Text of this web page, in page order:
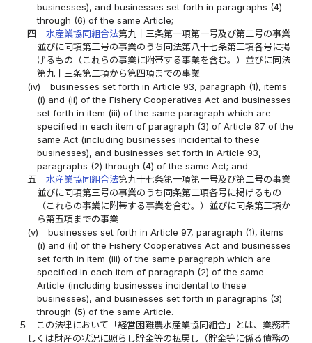
businesses), and businesses set forth in paragraphs (4)
through (6) of the same Article;
四
水産業協同組合法第九十三条第一項第一号及び第二号の事業
並びに同項第三号の事業のうち同法第八十七条第三項各号に掲
げるもの（これらの事業に附帯する事業を含む。）並びに同法
第九十三条第二項から第四項までの事業
(iv)
businesses set forth in Article 93, paragraph (1), items
(i) and (ii) of the Fishery Cooperatives Act and businesses
set forth in item (iii) of the same paragraph which are
specified in each item of paragraph (3) of Article 87 of the
same Act (including businesses incidental to these
businesses), and businesses set forth in Article 93,
paragraphs (2) through (4) of the same Act; and
五
水産業協同組合法第九十七条第一項第一号及び第二号の事業
並びに同項第三号の事業のうち同条第二項各号に掲げるもの
（これらの事業に附帯する事業を含む。）並びに同条第三項か
ら第五項までの事業
(v)
businesses set forth in Article 97, paragraph (1), items
(i) and (ii) of the Fishery Cooperatives Act and businesses
set forth in item (iii) of the same paragraph which are
specified in each item of paragraph (2) of the same
Article (including businesses incidental to these
businesses), and businesses set forth in paragraphs (3)
through (5) of the same Article.
５
この法律において「経営困難農水産業協同組合」とは、業務若
しくは財産の状況に照らし貯金等の払戻し（貯金等に係る債務の